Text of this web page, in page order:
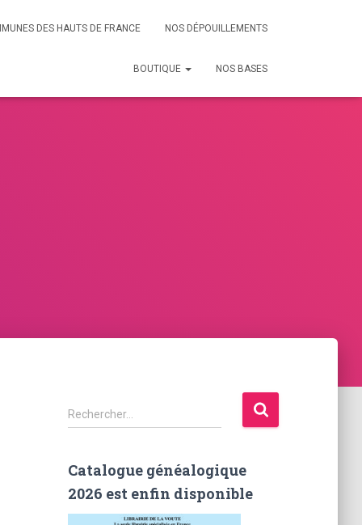
DES HAUTS DE FRANCE NOS DÉPOUILLEMENTS
BOUTIQUE NOS BASES
R
e
e
r
c
Rechercher…
Catalogue généalogique
2026 est enfin disponible